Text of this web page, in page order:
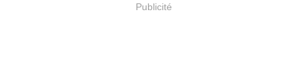
Publicité